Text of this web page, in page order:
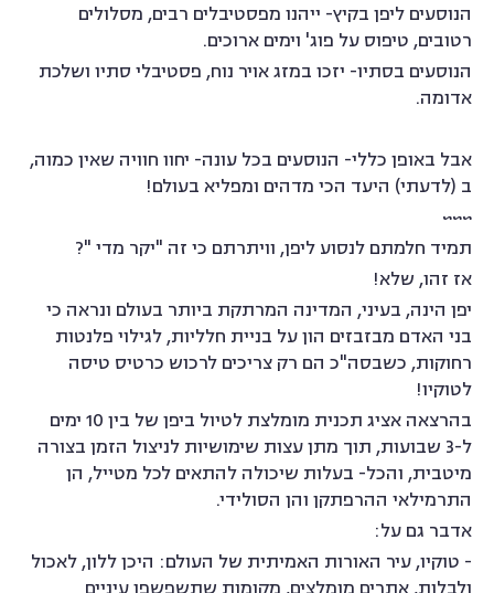
הנוסעים ליפן בקיץ- ייהנו מפסטיבלים רבים, מסלולים
רטובים, טיפוס על פוג' וימים ארוכים.
הנוסעים בסתיו- יזכו במזג אויר נוח, פסטיבלי סתיו ושלכת
אדומה.
אבל באופן כללי- הנוסעים בכל עונה- יחוו חוויה שאין כמוה,
ב (לדעתי) היעד הכי מדהים ומפליא בעולם!
~~~
תמיד חלמתם לנסוע ליפן, וויתרתם כי זה "יקר מדי "?
אז זהו, שלא!
יפן הינה, בעיני, המדינה המרתקת ביותר בעולם ונראה כי
בני האדם מבזבזים הון על בניית חלליות, לגילוי פלנטות
רחוקות, כשבסה"כ הם רק צריכים לרכוש כרטיס טיסה
לטוקיו!
בהרצאה אציג תכנית מומלצת לטיול ביפן של בין 10 ימים
ל-3 שבועות, תוך מתן עצות שימושיות לניצול הזמן בצורה
מיטבית, והכל- בעלות שיכולה להתאים לכל מטייל, הן
התרמילאי ההרפתקן והן הסולידי.
אדבר גם על:
- טוקיו, עיר האורות האמיתית של העולם: היכן ללון, לאכול